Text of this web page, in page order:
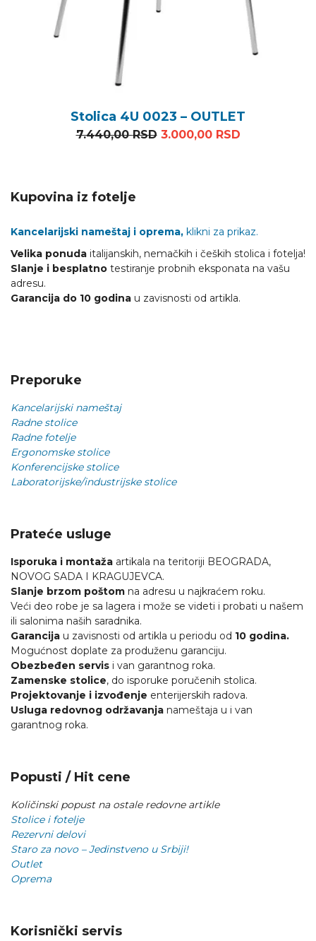
Stolica 4U 0023 – OUTLET
7.440,00RSD Originalna cena je bila:
3.000,00 RSDTrenutna
Kupovina iz fotelje
Kancelarijski nameštaj i oprema, klikni za prikaz.
Velika ponuda italijanskih, nemačkih i čeških stolica i fotelja!
Slanje i besplatno testiranje probnih eksponata na vašu
adresu.
Garancija do 10 godina u zavisnosti od artikla.
Preporuke
Kancelarijski nameštaj
Radne stolice
Radne fotelje
Ergonomske stolice
Konferencijske stolice
Laboratorijske/industrijske stolice
Prateće usluge
Isporuka i montaža artikala na teritoriji BEOGRADA,
NOVOG SADA I KRAGUJEVCA.
Slanje brzom poštom na adresu u najkraćem roku.
Veći deo robe je sa lagera i može se videti i probati u našem
ili salonima naših saradnika.
Garancija u zavisnosti od artikla u periodu od 10 godina.
Mogućnost doplate za produženu garanciju.
Obezbeđen servis i van garantnog roka.
Zamenske stolice, do isporuke poručenih stolica.
Projektovanje i izvođenje enterijerskih radova.
Usluga redovnog održavanja nameštaja u i van
garantnog roka.
Popusti / Hit cene
Količinski popust na ostale redovne artikle
Stolice i fotelje
Rezervni delovi
Staro za novo – Jedinstveno u Srbiji!
Outlet
Oprema
Korisnički servis